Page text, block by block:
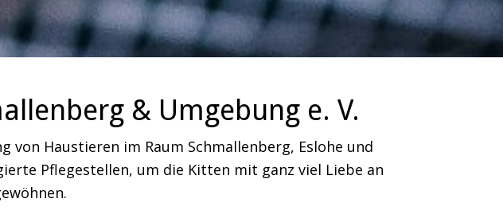
& Umgebung e. V.
Haustieren im Raum Schmallenberg, Eslohe und
Pflegestellen, um die Kitten mit ganz viel Liebe an